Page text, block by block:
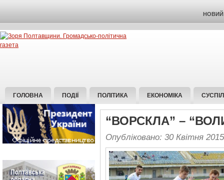
НОВИЙ
ГОЛОВНА ПОДІЇ ПОЛІТИКА ЕКОНОМІКА
“ВОРСКЛА” –
Опубліковано: 30 Квітня 2015